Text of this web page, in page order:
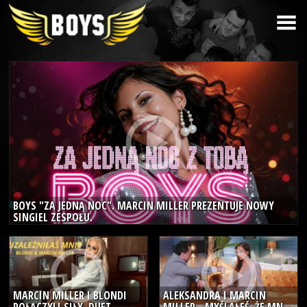
BOYS "ZA JEDNĄ NOC". MARCIN MILLER PREZENTUJE NOWY
SINGIEL ZESPOŁU.
MARCIN MILLER I BLONDI ALEKSANDRA I MARCIN